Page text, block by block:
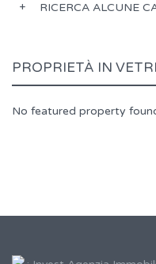
RICERCA ALCUNE
PROPRIETÀ IN
No featured property